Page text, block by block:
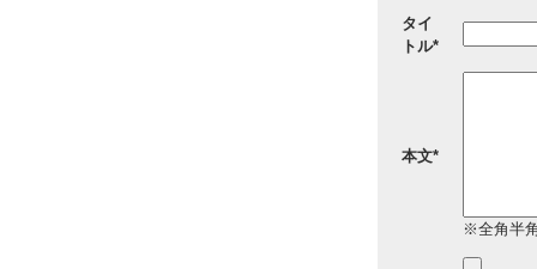
タイ
トル*
本文*
※全角半